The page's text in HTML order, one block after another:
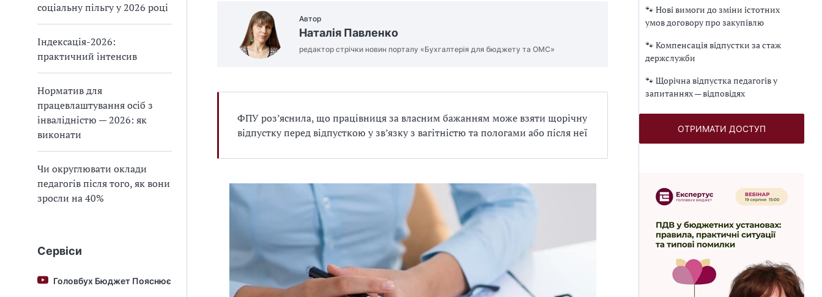
соціальну пільгу у 2026 році
Індексація-2026:
практичний інтенсив
Норматив для
працевлаштування осіб з
інвалідністю — 2026: як
виконати
Чи округлювати оклади
педагогів після того, як вони
зросли на 40%
Сервіси
Головбух Бюджет Пояснює
Автор
Наталія Павленко
редактор стрічки новин порталу «Бухгалтерія для бюджету та ОМС»
ФПУ роз’яснила, що працівниця за власним бажанням може взяти щорічну
відпустку перед відпусткою у зв’язку з вагітністю та пологами або після неї
🐾 Нові вимоги до зміни істотних
умов договору про закупівлю
🐾 Компенсація відпустки за стаж
держслужби
🐾 Щорічна відпустка педагогів у
запитаннях — відповідях
ОТРИМАТИ ДОСТУП